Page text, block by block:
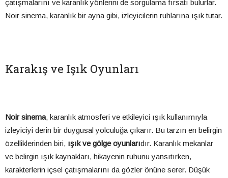
çatışmalarını ve karanlık yönlerini de sorgulama fırsatı bulurlar.
Noir sinema, karanlık bir ayna gibi, izleyicilerin ruhlarına ışık tutar.
Karakış ve Işık Oyunları
Noir sinema, karanlık atmosferi ve etkileyici ışık kullanımıyla
izleyiciyi derin bir duygusal yolculuğa çıkarır. Bu tarzın en belirgin
özelliklerinden biri, ışık ve gölge oyunlarıdır. Karanlık mekanlar
ve belirgin ışık kaynakları, hikayenin ruhunu yansıtırken,
karakterlerin içsel çatışmalarını da gözler önüne serer. Düşük